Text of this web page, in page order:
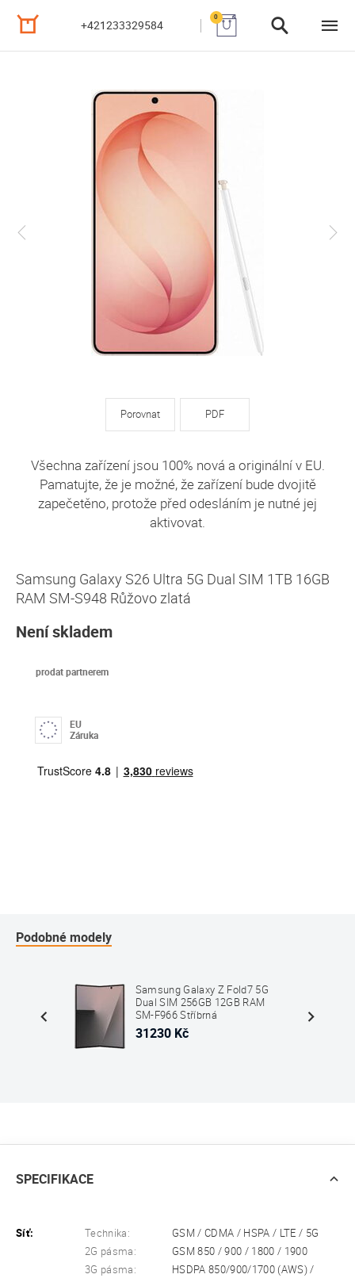
+421233329584
0
Porovnat PDF
Všechna zařízení jsou 100% nová a originální v EU.
Pamatujte, že je možné, že zařízení bude dvojitě
zapečetěno, protože před odesláním je nutné jej
aktivovat.
Samsung Galaxy S26 Ultra 5G Dual SIM 1TB 16GB
RAM SM-S948 Růžovo zlatá
Není skladem
prodat partnerem
EU
Záruka
Podobné modely
Samsung Galaxy Z Fold7 5G
Dual SIM 256GB 12GB RAM
SM-F966 Stříbrná
31230 Kč
SPECIFIKACE
Síť: Technika:
GSM / CDMA / HSPA / LTE / 5G
2G pásma:
GSM 850 / 900 / 1800 / 1900
3G pásma:
HSDPA 850/900/1700 (AWS) /